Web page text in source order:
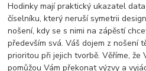
Hodinky mají praktický ukazatel
číselníku, který neruší symetrii
nošení, kdy se s nimi na zápěstí
především svá. Váš dojem z nošení
prioritou při jejich tvorbě. Věříme, že
pomůžou Vám překonat výzvy a